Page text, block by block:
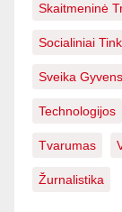
Skaitmeninė
Socialiniai
Sveika
Technologijos
Tvarumas
Žurnalistika